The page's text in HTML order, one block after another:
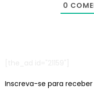
0
Inscreva-se para